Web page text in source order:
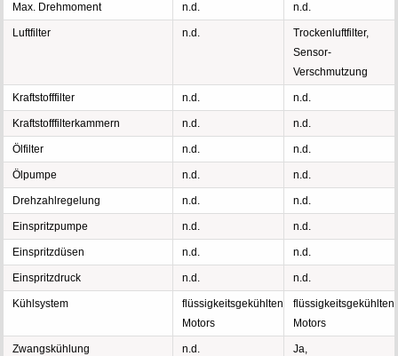
Max. Drehmoment n.d. n.d.
Luftfilter n.d.
Trockenluftfilter,
Sensor-
Verschmutzung
Kraftstofffilter n.d. n.d.
Kraftstofffilterkammern n.d. n.d.
Ölfilter n.d. n.d.
Ölpumpe n.d. n.d.
Drehzahlregelung n.d. n.d.
Einspritzpumpe n.d. n.d.
Einspritzdüsen n.d. n.d.
Einspritzdruck n.d. n.d.
Kühlsystem
flüssigkeitsgekühlten
Motors
flüssigkeitsgekühlten
Motors
Zwangskühlung n.d.
Ja,